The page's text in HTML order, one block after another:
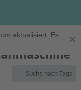
aktualisiert. Es
✕
Suche nach Tags